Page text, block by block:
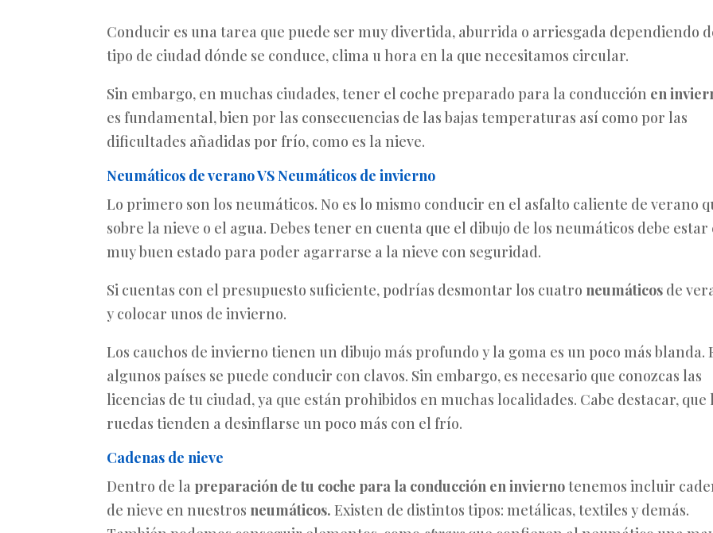
Conducir es una tarea que puede ser muy divertida, aburrida o arriesgada dependiendo
tipo de ciudad dónde se conduce, clima u hora en la que necesitamos circular.
Sin embargo, en muchas ciudades, tener el coche preparado para la conducción en
es fundamental, bien por las consecuencias de las bajas temperaturas así como por las
dificultades añadidas por frío, como es la nieve.
Neumáticos de verano VS Neumáticos de invierno
Lo primero son los neumáticos. No es lo mismo conducir en el asfalto caliente de verano
sobre la nieve o el agua. Debes tener en cuenta que el dibujo de los neumáticos debe estar
muy buen estado para poder agarrarse a la nieve con seguridad.
Si cuentas con el presupuesto suficiente, podrías desmontar los cuatro neumáticos de
y colocar unos de invierno.
Los cauchos de invierno tienen un dibujo más profundo y la goma es un poco más blanda.
algunos países se puede conducir con clavos. Sin embargo, es necesario que conozcas las
licencias de tu ciudad, ya que están prohibidos en muchas localidades. Cabe destacar, que
ruedas tienden a desinflarse un poco más con el frío.
Cadenas de nieve
Dentro de la preparación de tu coche para la conducción en inviernotenemos incluir
de nieve en nuestros neumáticos. Existen de distintos tipos: metálicas, textiles y demás.